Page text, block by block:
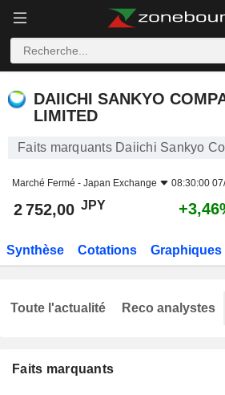
DAIICHI SANKYO
LIMITED
Faits marquants Daiichi Sankyo
Marché Fermé - Japan Exchange 08:30:00
2 752,00 JPY
Synthèse Cotations Graphiques
Faits marquants
Toute l'actualité Reco analystes